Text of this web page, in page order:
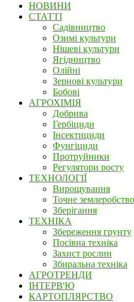
НОВИНИ
СТАТТІ
Садівництво
Озимі культури
Нішеві культури
Ягідництво
Олійні
Зернові культури
Бобові
АГРОХІМІЯ
Добрива
Гербіциди
Інсектициди
Фунгіциди
Протруйники
Регулятори росту
ТЕХНОЛОГІЇ
Вирощування
Точне землеробство
Зберігання
ТЕХНІКА
Збереження грунту
Посівна техніка
Захист рослин
Збиральна техніка
АГРОТРЕНДИ
ІНТЕРВ'Ю
КАРТОПЛЯРСТВО